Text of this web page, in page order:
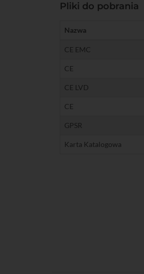
Pliki do pobrania
Nazwa
CE EMC
CE
CE LVD
CE
GPSR
Karta Katalogowa